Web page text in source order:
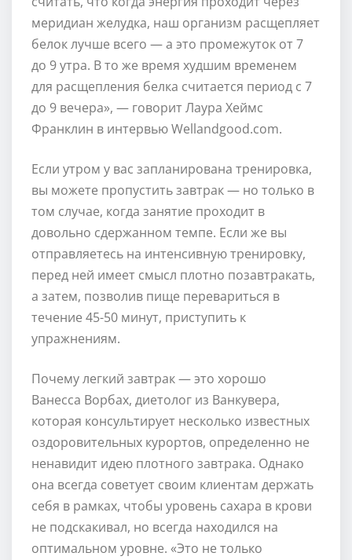
меридиан желудка, наш организм расщепляет
белок лучше всего — а это промежуток от 7
до 9 утра. В то же время худшим временем
для расщепления белка считается период с 7
до 9 вечера», — говорит Лаура Хеймс
Франклин в интервью Wellandgood.сom.
Если утром у вас запланирована тренировка,
вы можете пропустить завтрак — но только в
том случае, когда занятие проходит в
довольно сдержанном темпе. Если же вы
отправляетесь на интенсивную тренировку,
перед ней имеет смысл плотно позавтракать,
а затем, позволив пище перевариться в
течение 45-50 минут, приступить к
упражнениям.
Почему легкий завтрак — это хорошо
Ванесса Ворбах, диетолог из Ванкувера,
которая консультирует несколько известных
оздоровительных курортов, определенно не
ненавидит идею плотного завтрака. Однако
она всегда советует своим клиентам держать
себя в рамках, чтобы уровень сахара в крови
не подскакивал, но всегда находился на
оптимальном уровне. «Это не только